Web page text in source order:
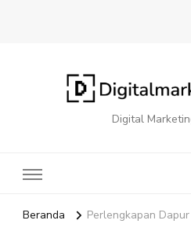
Digital
Beranda Perlengkapan Dapur